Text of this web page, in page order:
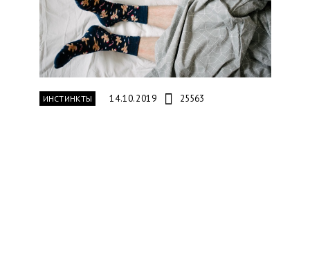
ИНСТИНКТЫ 14.10.2019 25563